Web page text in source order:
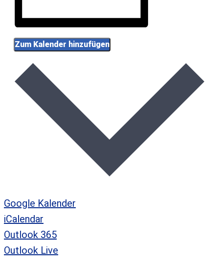
Zum Kalender hinzufügen
Google Kalender
iCalendar
Outlook 365
Outlook Live